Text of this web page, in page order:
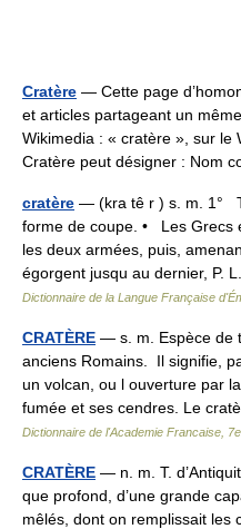
Cratère — Cette page
et articles partageant un
Wikimedia : « cratère », sur le
Cratère peut désigner : Nom
cratère — (kra tê r ) s. m. 1°
forme de coupe. • Les Grecs
les deux armées, puis,
égorgent jusqu au dernier,
Dictionnaire de la Langue Française
CRATÈRE — s. m. Espèce de
anciens Romains. Il signifie,
un volcan, ou l ouverture par
fumée et ses cendres. Le
Dictionnaire de l'Academie Francaise,
CRATÈRE — n. m. T.
que profond, d’une grande
mêlés, dont on remplissait les